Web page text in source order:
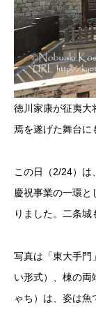
徳川家康が征夷大
焉を遂げた舞台に
この日（2/24）は
慶祝事業の一環と
りました。二条城
写真は「東大手門
い形式）、棟の両
ゃち）は、姿は魚